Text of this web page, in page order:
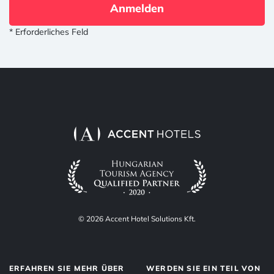
Anmelden
* Erforderliches Feld
© 2026 Accent Hotel Solutions Kft.
ERFAHREN SIE MEHR ÜBER
WERDEN SIE EIN TEIL VON